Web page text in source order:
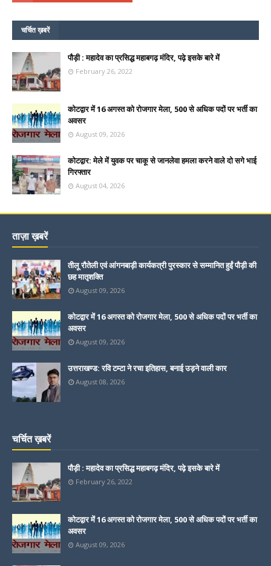
चर्चित ख़बरें
पौड़ी : महादेव का प्रसिद्ध महाबगढ़ मंदिर, पढ़े इसके बारे में
February 26, 2022
कोटद्वार में 16 अगस्त को रोजगार मेला, 500 से अधिक पदों पर भर्ती का
अवसर
August 09, 2026
कोटद्वार: मेले में युवक पर चाकू से जानलेवा हमला करने वाले दो सगे भाई
गिरफ्तार
August 04, 2026
ताज़ा ख़बरें
तीलू रौतेली एवं आंगनबाड़ी कार्यकत्री पुरस्कार से सम्मानित हुईं पौड़ी की
छह मातृशक्ति
August 09, 2026
कोटद्वार में 16 अगस्त को रोजगार मेला, 500 से अधिक पदों पर भर्ती का
अवसर
August 09, 2026
उत्तराखण्ड: रवि टम्टा ने रचा इतिहास, बनाई उड़ने वाली कार
August 08, 2026
चर्चित ख़बरें
पौड़ी : महादेव का प्रसिद्ध महाबगढ़ मंदिर, पढ़े इसके बारे में
February 26, 2022
कोटद्वार में 16 अगस्त को रोजगार मेला, 500 से अधिक पदों पर भर्ती का
अवसर
August 09, 2026